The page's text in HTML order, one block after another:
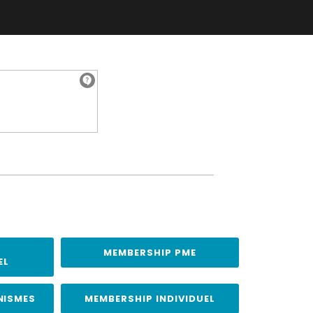
MEMBERSHIP PME
MEMBERSHIP INDIVIDUEL